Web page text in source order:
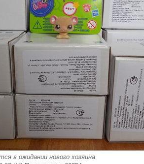
в ожидании нового хозяина